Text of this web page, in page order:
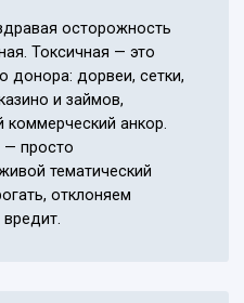
осторожность
Токсичная — это
донора: дорвеи, сетки,
и займов,
коммерческий анкор.
— просто
тематический
отклоняем